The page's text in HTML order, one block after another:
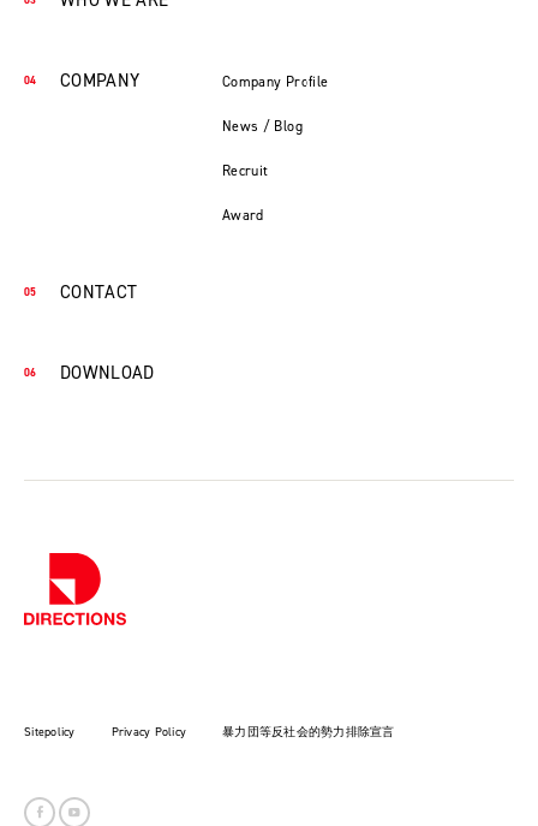
COMPANY Company Profile
News / Blog
Recruit
Award
CONTACT
DOWNLOAD
Sitepolicy Privacy Policy 暴力団等反社会的勢力排除宣言